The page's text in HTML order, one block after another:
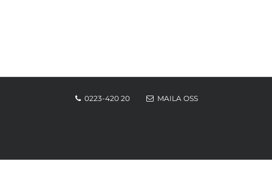
0223-420 20 MAILA OSS